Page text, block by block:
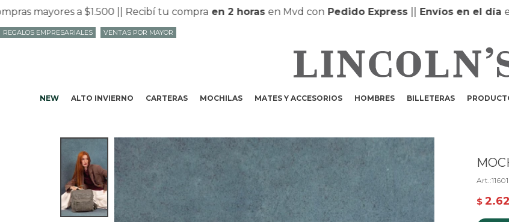
mayores a $1.500 || Recibí tu compraen 2 horasen Mvd conPedido Express||Envíos en el díaen
NEW ALTO INVIERNO CARTERAS MOCHILAS MATES Y ACCESORIOS HOMBRES BILLETERAS
REGALOS EMPRESARIALES VENTAS POR MAYOR
$